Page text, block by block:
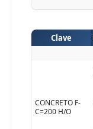
Clave
CONCRETO F-
C=200 H/O